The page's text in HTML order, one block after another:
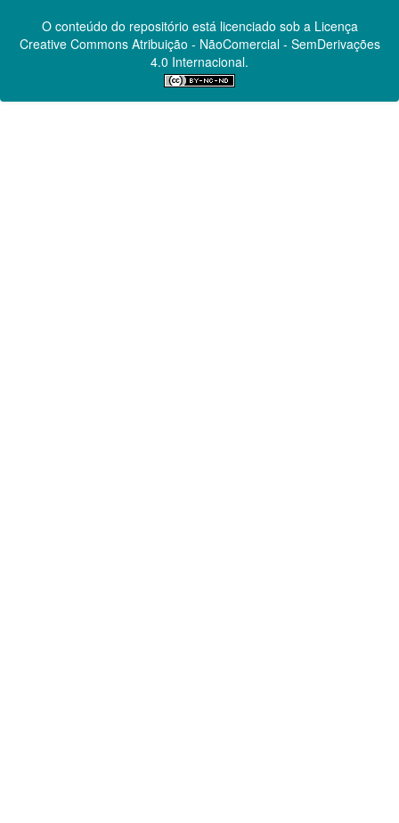
O conteúdo do repositório está licenciado sob a Licença
Creative CommonsAtribuição - NãoComercial - SemDerivações
4.0 Internacional.